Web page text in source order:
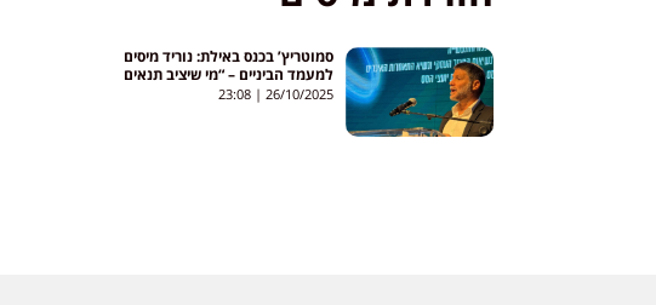
סמוטריץ’ בכנס באילת: נוריד מיסים
למעמד הביניים – “מי שיציב תנאים
מדיניים? נסתדר בלעדיו”
26/10/2025
23:08